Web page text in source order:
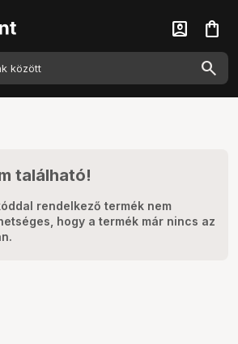
account_box shopping_bag
található!
rendelkező termék nem
hogy a termék már nincs az